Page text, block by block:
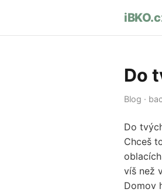
Do
Blog ·
Do
Chceš
víš než
Domov